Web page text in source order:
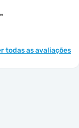
"
todas as avaliações